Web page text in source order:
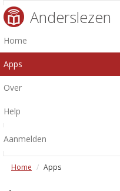
Anderslezen
Home
Apps
Over
Help
Aanmelden
Home Apps